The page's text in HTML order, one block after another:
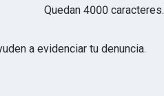
Quedan 4000 caracteres.
a evidenciar tu denuncia.